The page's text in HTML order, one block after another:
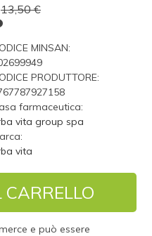
13,50 €
MINSAN:
PRODUTTORE:
farmaceutica:
vita group spa
vita
e può essere